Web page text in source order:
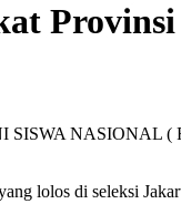
Provinsi
NASIONAL
lolos di seleksi